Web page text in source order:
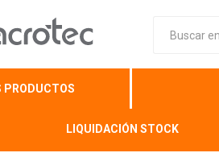
PRODUCTOS
LIQUIDACIÓN STOCK